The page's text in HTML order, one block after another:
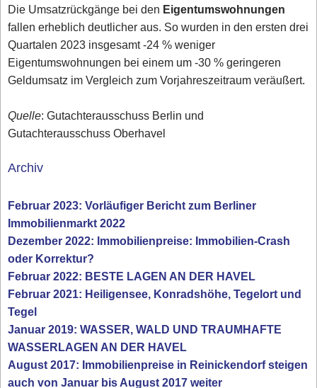
Die Umsatzrückgänge bei den Eigentumswohnungen
fallen erheblich deutlicher aus. So wurden in den ersten drei
Quartalen 2023 insgesamt -24 % weniger
Eigentumswohnungen bei einem um -30 % geringeren
Geldumsatz im Vergleich zum Vorjahreszeitraum veräußert.
Quelle: Gutachterausschuss Berlin und
Gutachterausschuss Oberhavel
Archiv
Februar 2023: Vorläufiger Bericht zum Berliner
Immobilienmarkt 2022
Dezember 2022: Immobilienpreise: Immobilien-Crash
oder Korrektur?
Februar 2022: BESTE LAGEN AN DER HAVEL
Februar 2021: Heiligensee, Konradshöhe, Tegelort und
Tegel
Januar 2019: WASSER, WALD UND TRAUMHAFTE
WASSERLAGEN AN DER HAVEL
August 2017: Immobilienpreise in Reinickendorf steigen
auch von Januar bis August 2017 weiter